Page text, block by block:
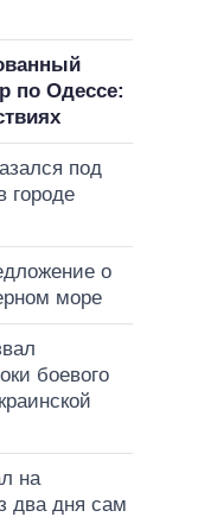
по Одессе:
под
городе
о
море
боевого
на
два дня сам